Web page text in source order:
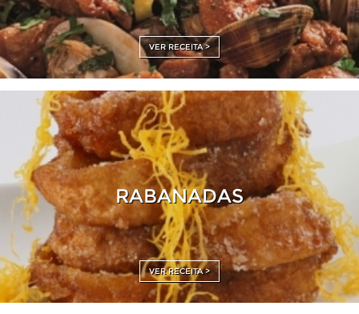
VER RECEITA >
RABANADAS
VER RECEITA >